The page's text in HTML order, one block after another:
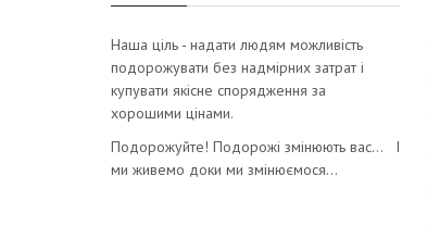
Наша ціль - надати людям можливість
подорожувати без надмірних затрат і
купувати якісне спорядження за
хорошими цінами.
Подорожуйте! Подорожі змінюють вас… І
ми живемо доки ми змінюємося…